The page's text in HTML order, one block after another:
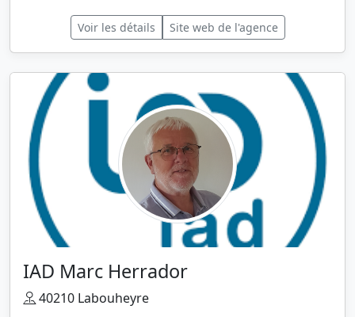
Voir les détails Site web de l'agence
IAD Marc Herrador
40210 Labouheyre